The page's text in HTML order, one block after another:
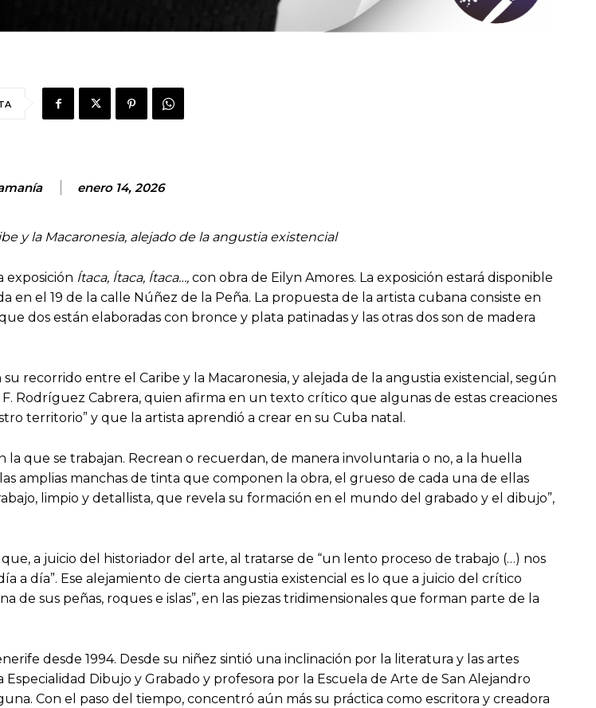
enero 14, 2026
y la Macaronesia, alejado de la angustia existencial
exposición Ítaca, Ítaca, Ítaca…, con obra de Eilyn Amores. La exposición estará disponible
en el 19 de la calle Núñez de la Peña. La propuesta de la artista cubana consiste en
dos están elaboradas con bronce y plata patinadas y las otras dos son de madera
recorrido entre el Caribe y la Macaronesia, y alejada de la angustia existencial, según
Rodríguez Cabrera, quien afirma en un texto crítico que algunas de estas creaciones
territorio” y que la artista aprendió a crear en su Cuba natal.
que se trabajan. Recrean o recuerdan, de manera involuntaria o no, a la huella
amplias manchas de tinta que componen la obra, el grueso de cada una de ellas
limpio y detallista, que revela su formación en el mundo del grabado y el dibujo”,
a juicio del historiador del arte, al tratarse de “un lento proceso de trabajo (…) nos
a día”. Ese alejamiento de cierta angustia existencial es lo que a juicio del crítico
sus peñas, roques e islas”, en las piezas tridimensionales que forman parte de la
desde 1994. Desde su niñez sintió una inclinación por la literatura y las artes
Dibujo y Grabado y profesora por la Escuela de Arte de San Alejandro
Con el paso del tiempo, concentró aún más su práctica como escritora y creadora